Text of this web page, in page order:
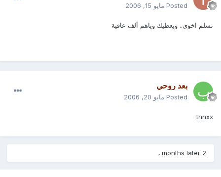
Posted مايو 15, 2006
تسلم اخوي.. ويعطيك وياهم ألف عافية
بعد روحي
Posted مايو 20, 2006
thnxx
2 months later...